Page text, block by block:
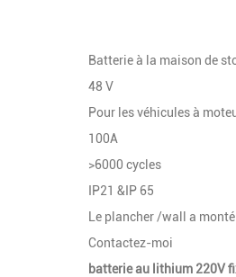
Batterie à la maison de
48 V
Pour les véhicules à
100A
>6000 cycles
IP21 &IP 65
Le plancher /wall a monté
Contactez-moi
batterie au lithium 220V